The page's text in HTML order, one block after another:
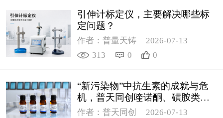
引伸计标定仪，主要解决哪些标
定问题？
作者：普量天铸
2026-07-13
313
0 0
“新污染物”中抗生素的成就与危
机，普天同创喹诺酮、磺胺类质
控新品筑牢环境安全防线
作者：普天同创
2026-07-13